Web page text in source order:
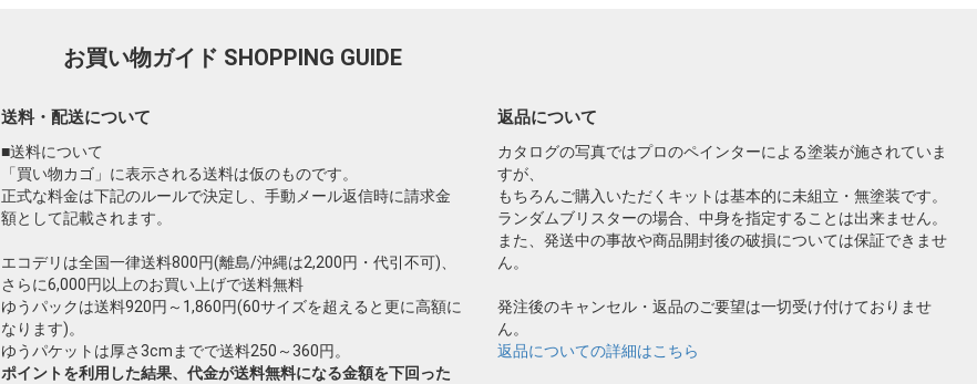
お買い物ガイド SHOPPING GUIDE
送料・配送について
■送料について
「買い物カゴ」に表示される送料は仮のものです。
正式な料金は下記のルールで決定し、手動メール返信時に請求金
額として記載されます。
エコデリは全国一律送料800円(離島/沖縄は2,200円・代引不可)、
さらに6,000円以上のお買い上げで送料無料
ゆうパックは送料920円～1,860円(60サイズを超えると更に高額に
なります)。
ゆうパケットは厚さ3cmまでで送料250～360円。
ポイントを利用した結果、代金が送料無料になる金額を下回った
返品について
カタログの写真ではプロのペインターによる塗装が施されていま
すが、
もちろんご購入いただくキットは基本的に未組立・無塗装です。
ランダムブリスターの場合、中身を指定することは出来ません。
また、発送中の事故や商品開封後の破損については保証できませ
ん。
発注後のキャンセル・返品のご要望は一切受け付けておりませ
ん。
返品についての詳細はこちら